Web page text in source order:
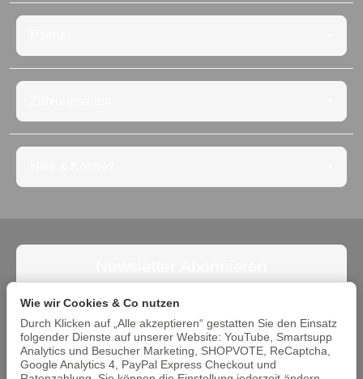
keine Angebote. Die Abmeldung ist jederzeit möglich.
Abonnieren
Bitte beachten Sie unsere Datenschutzerklärung
Wie wir Cookies & Co nutzen
Durch Klicken auf „Alle akzeptieren“ gestatten Sie den Einsatz
folgender Dienste auf unserer Website: YouTube, Smartsupp
Analytics und Besucher Marketing, SHOPVOTE, ReCaptcha,
Google Analytics 4, PayPal Express Checkout und